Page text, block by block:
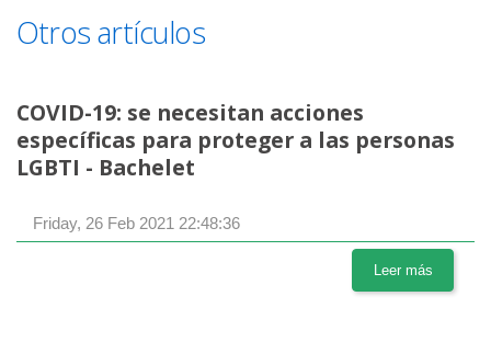
Otros artículos
COVID-19: se necesitan acciones
específicas para proteger a las personas
LGBTI - Bachelet
Friday, 26 Feb 2021 22:48:36
Leer más